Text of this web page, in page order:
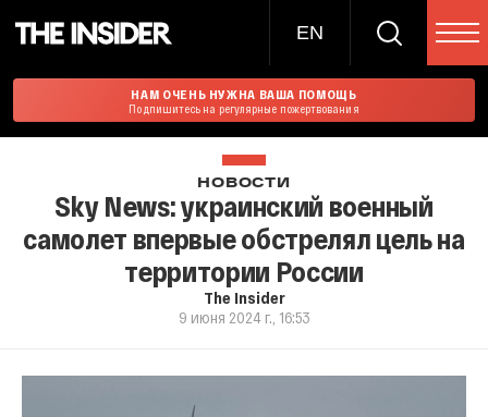
EN
НАМ ОЧЕНЬ НУЖНА ВАША ПОМОЩЬ
Подпишитесь на регулярные пожертвования
НОВОСТИ
Sky News: украинский военный
самолет впервые обстрелял цель на
территории России
The Insider
9 июня 2024 г., 16:53